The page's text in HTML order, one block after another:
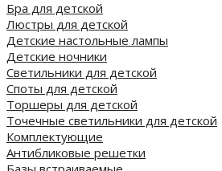
Бра для детской
Люстры для детской
Детские настольные лампы
Детские ночники
Светильники для детской
Споты для детской
Торшеры для детской
Точечные светильники для детской
Комплектующие
Антибликовые решетки